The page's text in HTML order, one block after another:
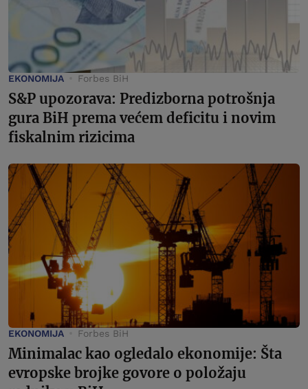
EKONOMIJA Forbes BiH
S&P upozorava: Predizborna potrošnja
gura BiH prema većem deficitu i novim
fiskalnim rizicima
EKONOMIJA Forbes BiH
Minimalac kao ogledalo ekonomije: Šta
evropske brojke govore o položaju